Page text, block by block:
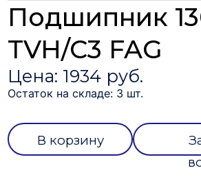
Подшипник
TVH/C3 FAG
Цена: 1934 руб.
Остаток на складе: 3 шт.
В корзину